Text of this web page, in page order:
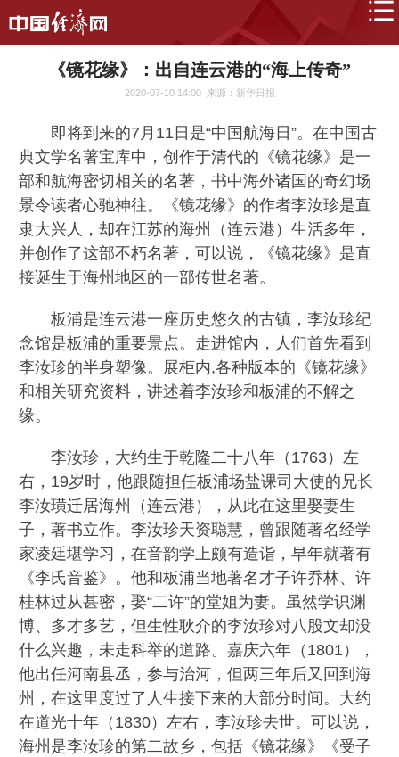
《镜花缘》：出自连云港的“海上传奇”
2020-07-10 14:00 来源：新华日报
即将到来的7月11日是“中国航海日”。在中国古
典文学名著宝库中，创作于清代的《镜花缘》是一
部和航海密切相关的名著，书中海外诸国的奇幻场
景令读者心驰神往。《镜花缘》的作者李汝珍是直
隶大兴人，却在江苏的海州（连云港）生活多年，
并创作了这部不朽名著，可以说，《镜花缘》是直
接诞生于海州地区的一部传世名著。
板浦是连云港一座历史悠久的古镇，李汝珍纪
念馆是板浦的重要景点。走进馆内，人们首先看到
李汝珍的半身塑像。展柜内,各种版本的《镜花缘》
和相关研究资料，讲述着李汝珍和板浦的不解之
缘。
李汝珍，大约生于乾隆二十八年（1763）左
右，19岁时，他跟随担任板浦场盐课司大使的兄长
李汝璜迁居海州（连云港），从此在这里娶妻生
子，著书立作。李汝珍天资聪慧，曾跟随著名经学
家凌廷堪学习，在音韵学上颇有造诣，早年就著有
《李氏音鉴》。他和板浦当地著名才子许乔林、许
桂林过从甚密，娶“二许”的堂姐为妻。虽然学识渊
博、多才多艺，但生性耿介的李汝珍对八股文却没
什么兴趣，未走科举的道路。嘉庆六年（1801），
他出任河南县丞，参与治河，但两三年后又回到海
州，在这里度过了人生接下来的大部分时间。大约
在道光十年（1830）左右，李汝珍去世。可以说，
海州是李汝珍的第二故乡，包括《镜花缘》《受子